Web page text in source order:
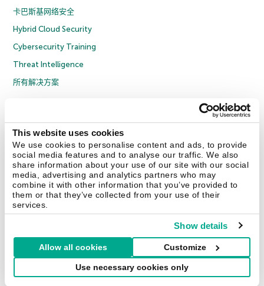
This website uses cookies
We use cookies to personalise content and ads, to provide
social media features and to analyse our traffic. We also
share information about your use of our site with our social
media, advertising and analytics partners who may
combine it with other information that you’ve provided to
them or that they’ve collected from your use of their
services.
Show details
Allow all cookies Customize
Use necessary cookies only
卡巴斯基网络安全
Hybrid Cloud Security
Cybersecurity Training
Threat Intelligence
所有解决方案
隐私策略
反腐败政策
许可协议 B2B
京ICP备12053225号
京公网安备 11010102001169号
联系我们 关于我们 合作伙伴 Blog 资源中心 新闻稿
Securelist Eugene Personal Blog
中国 (China)